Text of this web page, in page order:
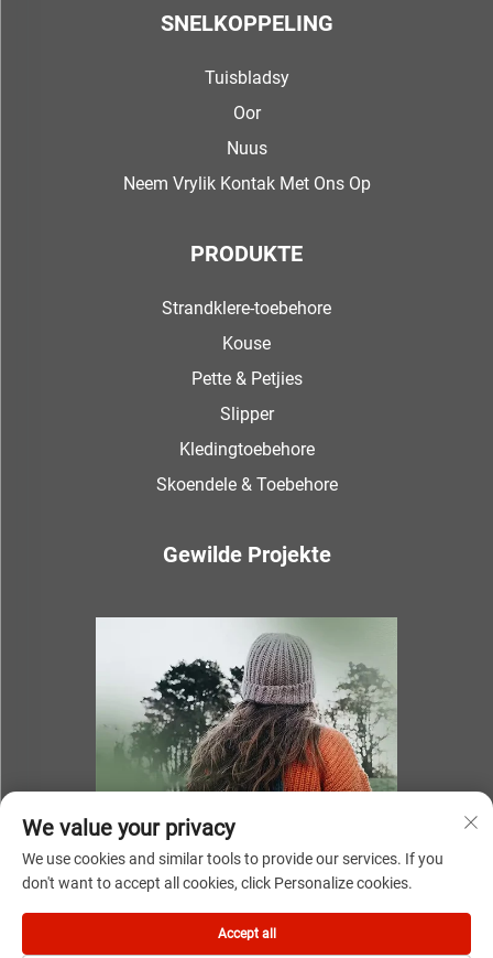
SNELKOPPELING
Tuisbladsy
Oor
Nuus
Neem Vrylik Kontak Met Ons Op
PRODUKTE
Strandklere-toebehore
Kouse
Pette & Petjies
Slipper
Kledingtoebehore
Skoendele & Toebehore
Gewilde Projekte
Kopiereg © 2025 deur NINGBO YOUKI UNITE IMP & EXP
We value your privacy
We use cookies and similar tools to provide our services. If you
don't want to accept all cookies, click Personalize cookies.
Accept all